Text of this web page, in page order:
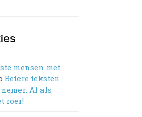
mensen met
Betere teksten
AI als
roer!